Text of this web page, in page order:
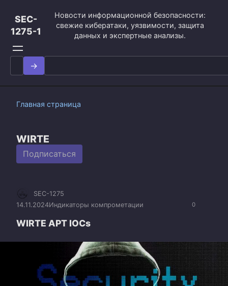
контенту
SEC-
1275-1
Новости информационной безопасности:
свежие кибератаки, уязвимости, защита
данных и экспертные анализы.
Search
for:
Главная страница
WIRTE
Подписаться
0
SEC-1275
14.11.2024Индикаторы компрометации
WIRTE APT IOCs